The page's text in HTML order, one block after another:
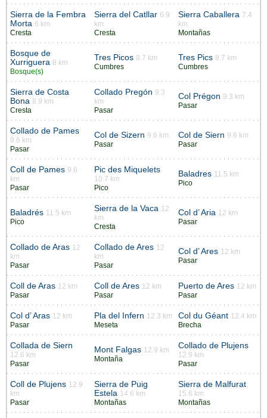
Sierra de la Fembra
Morta 6 km
Cresta
Sierra del Catllar 6.9
km
Cresta
Sierra Caballera 7.4
km
Montañas
Bosque de
Xurriguera 8 km
Bosque(s)
Tres Picos 8.7 km
Cumbres
Tres Pics 8.7 km
Cumbres
Sierra de Costa
Bona 8.9 km
Cresta
Collado Pregón 9.3
km
Pasar
Col Prégon 9.3 km
Pasar
Collado de Pames
9.6 km
Pasar
Col de Sizern 9.6 km
Pasar
Col de Siern 9.6 km
Pasar
Coll de Pames 9.6
km
Pasar
Pic des Miquelets
10.7 km
Pico
Baladres 11.5 km
Pico
Baladrés 11.5 km
Pico
Sierra de la Vaca 12
km
Cresta
Col d’ Aria 12 km
Pasar
Collado de Aras 12
km
Pasar
Collado de Ares 12
km
Pasar
Col d’ Ares 12 km
Pasar
Coll de Aras 12 km
Pasar
Coll de Ares 12 km
Pasar
Puerto de Ares 12 km
Pasar
Col d’ Aras 12 km
Pasar
Pla del Infern 12.3 km
Meseta
Col du Géant 12.4 km
Brecha
Collada de Siern
12.6 km
Pasar
Mont Falgas 12.9 km
Montaña
Collado de Plujens
12.9 km
Pasar
Coll de Plujens 12.9
km
Pasar
Sierra de Puig
Estela 14.6 km
Montañas
Sierra de Malfurat
15.6 km
Montañas